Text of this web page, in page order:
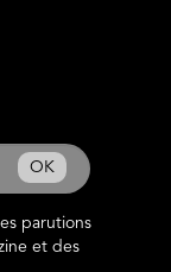
OK
parutions
et des